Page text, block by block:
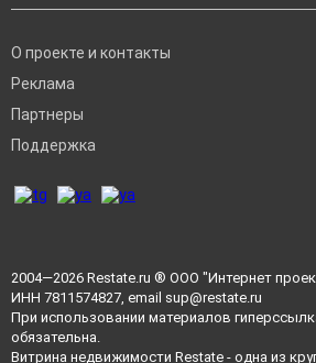
О проекте и контакты
Реклама
Партнеры
Поддержка
2004—2026 Restate.ru ® ООО "Интернет
ИНН 7811574827, email sup@restate.ru
При использовании материалов
обязательна.
Витрина недвижимости Restate - одна из